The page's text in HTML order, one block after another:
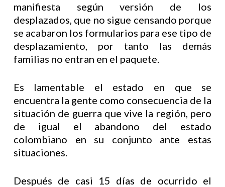
manifiesta según versión de los
desplazados, que no sigue censando porque
se acabaron los formularios para ese tipo de
desplazamiento, por tanto las demás
familias no entran en el paquete.
Es lamentable el estado en que se
encuentra la gente como consecuencia de la
situación de guerra que vive la región, pero
de igual el abandono del estado
colombiano en su conjunto ante estas
situaciones.
Después de casi 15 días de ocurrido el